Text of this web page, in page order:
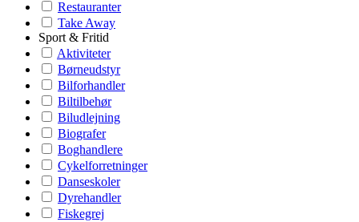
Restauranter
Take Away
Sport & Fritid
Aktiviteter
Børneudstyr
Bilforhandler
Biltilbehør
Biludlejning
Biografer
Boghandlere
Cykelforretninger
Danseskoler
Dyrehandler
Fiskegrej